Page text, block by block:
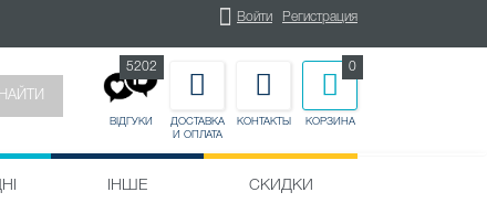
Войти Регистрация
НАЙТИ
ВІДГУКИ
5202
ДОСТАВКА
И ОПЛАТА
КОНТАКТЫ КОРЗИНА
0
ІНШЕ СКИДКИ